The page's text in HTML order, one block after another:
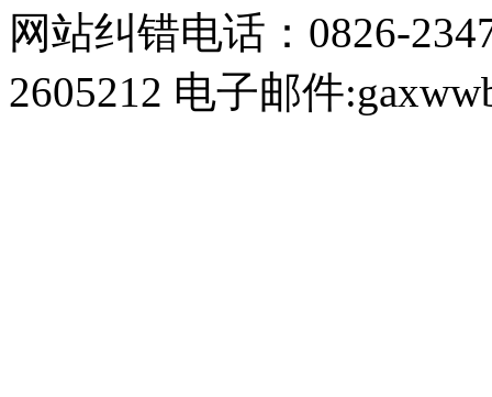
网站纠错电话：0826-
2605212 电子邮件